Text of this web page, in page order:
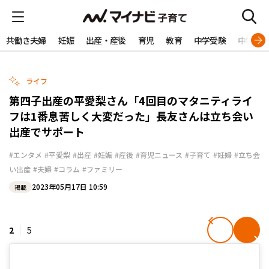
共働き夫婦 妊娠 出産・産後 育児 教育 中学受験 中学生
ライフ
第四子出産の平愛梨さん「4回目のマタニティライ
フは1番息苦しく大変だった」長友さんは立ち会い
出産でサポート
#エンタメ #平愛梨 #出産 #妊娠 #産後 #育児ニュース #子育て #妊婦 #立ち会
い出産 #夫婦 #コラム #ファミリー
掲載 2023年05月17日 10:59
2 5